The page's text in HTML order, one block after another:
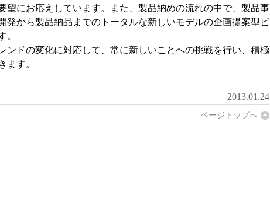
望にお応えしています。また、製品納めの流れの中で、製品事
発から製品納品までのトータルな新しいモデルの企画提案型ビ
。
ンドの変化に対応して、常に新しいことへの挑戦を行い、積極
ます。
2013.01.24
ページトップへ